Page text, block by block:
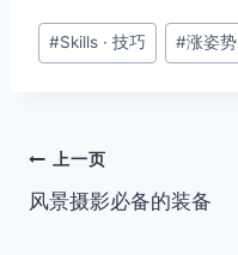
文
章
#Skills · 技巧 #涨姿势
文
章
上一页
风景摄影必备的装备